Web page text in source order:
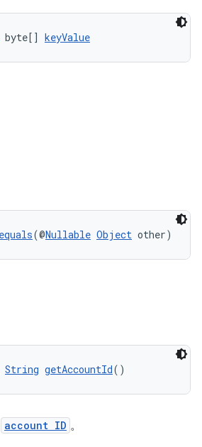
byte[] keyValue
equals(@Nullable Object other)
String getAccountId()
account ID 。